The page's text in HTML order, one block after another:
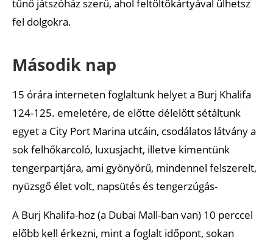
tűnő játszóház szerű, ahol feltöltőkártyával ülhetsz
fel dolgokra.
Második nap
15 órára interneten foglaltunk helyet a Burj Khalifa
124-125. emeletére, de előtte délelőtt sétáltunk
egyet a City Port Marina utcáin, csodálatos látvány a
sok felhőkarcoló, luxusjacht, illetve kimentünk
tengerpartjára, ami gyönyörű, mindennel felszerelt,
nyüzsgő élet volt, napsütés és tengerzúgás-
A Burj Khalifa-hoz (a Dubai Mall-ban van) 10 perccel
előbb kell érkezni, mint a foglalt időpont, sokan